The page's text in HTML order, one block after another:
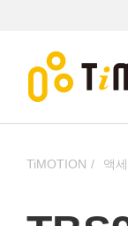
TiMOTION 액